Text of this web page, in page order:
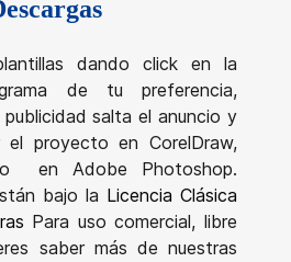
dando click en la
de tu preferencia,
salta el anuncio y
el proyecto en CorelDraw,
o en Adobe Photoshop.
bajo la Licencia Clásica
Para uso comercial, libre
saber más de nuestras